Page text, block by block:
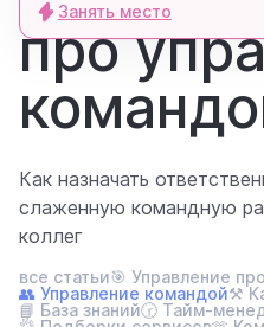
Занять место
продукт
возможности
запросить
спишемся в
расскажем
про
Как назначать
слаженную командную
коллег
все статьи🎯 Управление
👥 Управление командой⚒️
📘 База знаний🕝 Тайм-
главная блог